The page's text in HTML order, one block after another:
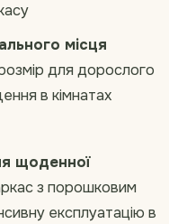
місця
для дорослого
в кімнатах
щоденної
з порошковим
експлуатацію в